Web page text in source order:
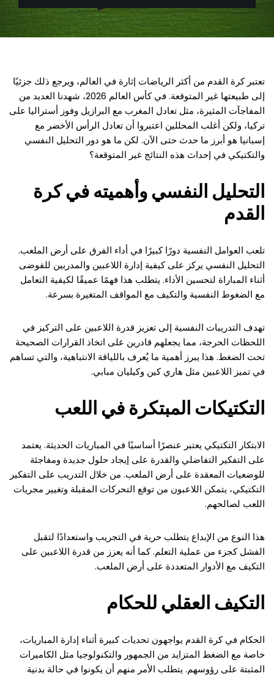
تعتبر كرة القدم من أكثر الرياضات إثارة في العالم، ويرجع ذلك جزئيًا
إلى طبيعتها غير المتوقعة. في كأس العالم 2026، شهدنا العديد من
المفاجآت المثيرة، مثل تعادل المغرب مع البرازيل وفوز أستراليا على
تركيا، ولكن أغلب المحللين اعتبروا أن تعادل الرأس الأخضر مع
إسبانيا هو أبرز ما حدث حتى الآن. لكن ما هو دور التحليل النفسي
والتكتيكي في إحداث هذه النتائج غير المتوقعة؟
التحليل النفسي وأهميته في كرة
القدم
تلعب العوامل النفسية دورًا كبيرًا في أداء الفرق على أرض الملعب.
التحليل النفسي يركز على كيفية إدارة اللاعبين والمدربين للفوضى
أثناء المباراة لتحسين الأداء. يتطلب هذا فهمًا عميقًا لكيفية التعامل
مع الضغوط النفسية والتكيف مع المواقف المتغيرة بسرعة.
تهدف التدريبات النفسية إلى تعزيز قدرة اللاعبين على التركيز في
اللحظات الحرجة، مما يجعلهم قادرين على اتخاذ القرارات الصحيحة
تحت الضغط. هذا يبرز أهمية ما يُعرف باللياقة الانتباهية، والتي تساهم
في تميز اللاعبين مثل هاري كين وكيليان مبابي.
التكتيكات المبتكرة في اللعب
الابتكار التكتيكي يعتبر عنصرًا أساسيًا في المباريات الحديثة. يعتمد
على التفكير التفاضلي والقدرة على إيجاد حلول جديدة ومفاجئة
للوضعيات المعقدة على أرض الملعب. من خلال التدريب على التفكير
التكتيكي، يتمكن اللاعبون من توقع التحركات المقبلة وتغيير مجريات
اللعب لصالحهم.
هذا النوع من الإبداع يتطلب حرية في التجريب واستعدادًا لتقبل
الفشل كجزء من عملية التعلم. كما أنه يعزز من قدرة اللاعبين على
التكيف مع الأدوار المتعددة على أرض الملعب.
التكيف العقلي للحكام
الحكام في كرة القدم يواجهون تحديات كبيرة أثناء إدارة المباريات،
خاصة مع الضغط المتزايد من الجمهور والتكنولوجيا مثل الكاميرات
المثبتة على رؤوسهم. يتطلب الأمر منهم أن يكونوا في حالة بدنية